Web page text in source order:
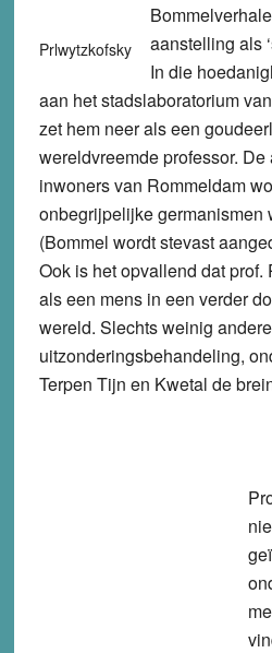
Prlwytzkofsky
aanstelling als
In die
aan het stadslaboratorium
zet hem neer als een
wereldvreemde professor.
inwoners van Rommeldam
onbegrijpelijke germanismen
(Bommel wordt stevast
Ook is het opvallend dat prof.
als een mens in een verder
wereld. Slechts weinig
uitzonderingsbehandeling,
Terpen Tijn en Kwetal de